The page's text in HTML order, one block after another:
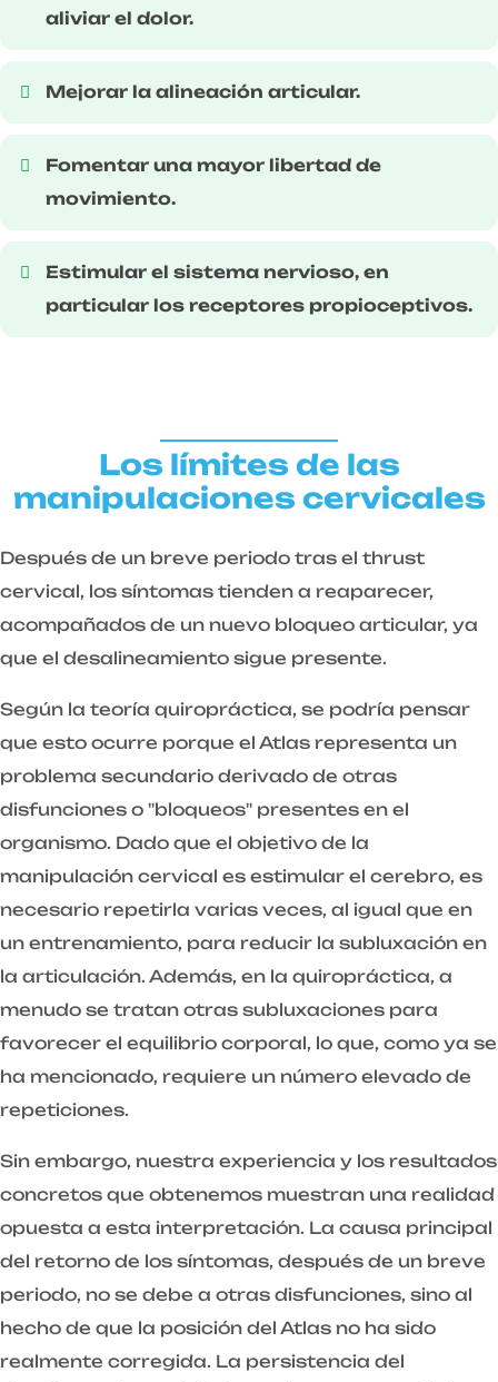
aliviar el dolor.
Mejorar la alineación articular.
Fomentar una mayor libertad de
movimiento.
Estimular el sistema nervioso, en
particular los receptores propioceptivos.
Los límites de las
manipulaciones cervicales
Después de un breve periodo tras el thrust
cervical, los síntomas tienden a reaparecer,
acompañados de un nuevo bloqueo articular, ya
que el desalineamiento sigue presente.
Según la teoría quiropráctica, se podría pensar
que esto ocurre porque el Atlas representa un
problema secundario derivado de otras
disfunciones o "bloqueos" presentes en el
organismo. Dado que el objetivo de la
manipulación cervical es estimular el cerebro, es
necesario repetirla varias veces, al igual que en
un entrenamiento, para reducir la subluxación en
la articulación. Además, en la quiropráctica, a
menudo se tratan otras subluxaciones para
favorecer el equilibrio corporal, lo que, como ya se
ha mencionado, requiere un número elevado de
repeticiones.
Sin embargo, nuestra experiencia y los resultados
concretos que obtenemos muestran una realidad
opuesta a esta interpretación. La causa principal
del retorno de los síntomas, después de un breve
periodo, no se debe a otras disfunciones, sino al
hecho de que la posición del Atlas no ha sido
realmente corregida. La persistencia del